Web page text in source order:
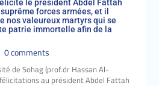
le président Abdel Fattah
forces armées, et il
nos valeureux martyrs qui se
patrie immortelle afin de la
0 comments
de Sohag (prof.dr Hassan Al-
au président Abdel Fattah